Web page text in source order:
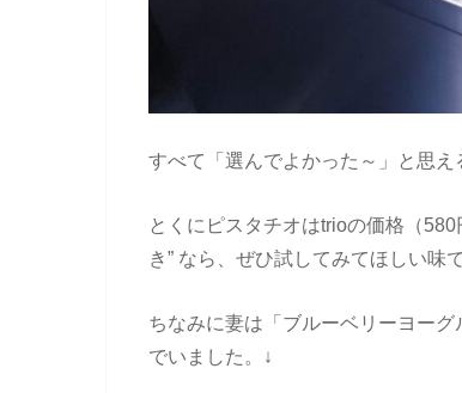
すべて「選んでよかった～」と思え
とくにピスタチオはtrioの価格（
き” なら、ぜひ試してみてほしい味
ちなみに妻は「ブルーベリーヨー
でいました。↓